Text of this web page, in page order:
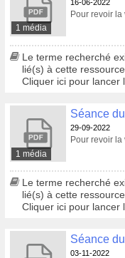
1 média
16-06-2022
Pour revoir la
Pour
Le terme recherché
lié(s) à cette ressource.
Cliquer ici pour lancer
1 média
Séance
29-09-2022
Pour revoir la
Pour
Le terme recherché
lié(s) à cette ressource.
Cliquer ici pour lancer
Séance
03-11-2022